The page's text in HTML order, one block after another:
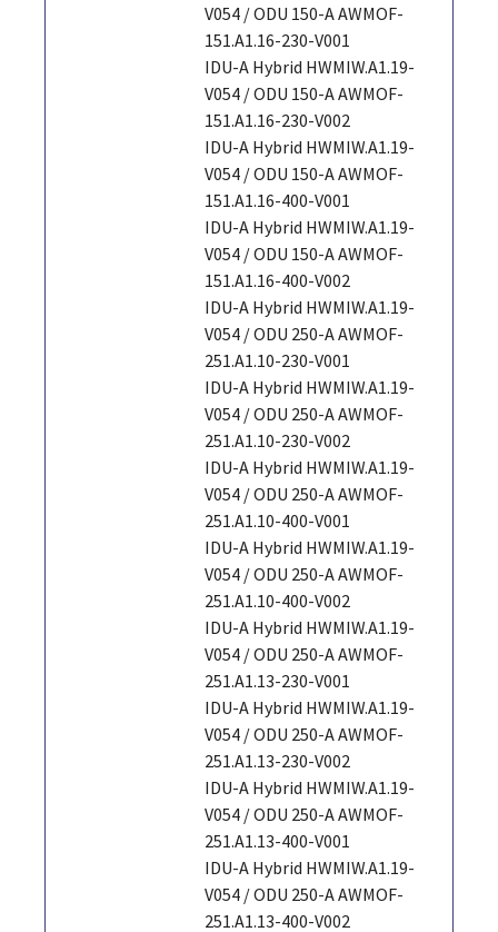
V054 / ODU 150-A AWMOF-
151.A1.16-230-V001
IDU-A Hybrid HWMIW.A1.19-
V054 / ODU 150-A AWMOF-
151.A1.16-230-V002
IDU-A Hybrid HWMIW.A1.19-
V054 / ODU 150-A AWMOF-
151.A1.16-400-V001
IDU-A Hybrid HWMIW.A1.19-
V054 / ODU 150-A AWMOF-
151.A1.16-400-V002
IDU-A Hybrid HWMIW.A1.19-
V054 / ODU 250-A AWMOF-
251.A1.10-230-V001
IDU-A Hybrid HWMIW.A1.19-
V054 / ODU 250-A AWMOF-
251.A1.10-230-V002
IDU-A Hybrid HWMIW.A1.19-
V054 / ODU 250-A AWMOF-
251.A1.10-400-V001
IDU-A Hybrid HWMIW.A1.19-
V054 / ODU 250-A AWMOF-
251.A1.10-400-V002
IDU-A Hybrid HWMIW.A1.19-
V054 / ODU 250-A AWMOF-
251.A1.13-230-V001
IDU-A Hybrid HWMIW.A1.19-
V054 / ODU 250-A AWMOF-
251.A1.13-230-V002
IDU-A Hybrid HWMIW.A1.19-
V054 / ODU 250-A AWMOF-
251.A1.13-400-V001
IDU-A Hybrid HWMIW.A1.19-
V054 / ODU 250-A AWMOF-
251.A1.13-400-V002